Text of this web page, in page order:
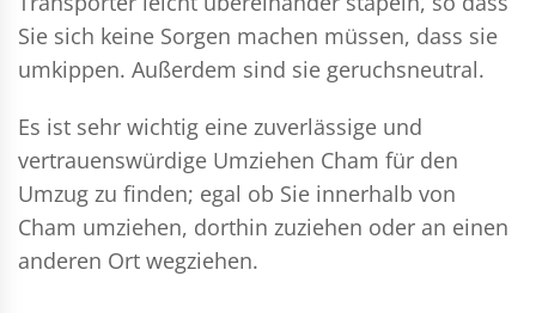
Sie sich keine Sorgen machen müssen, dass sie
umkippen. Außerdem sind sie geruchsneutral.
Es ist sehr wichtig eine zuverlässige und
vertrauenswürdige Umziehen Cham für den
Umzug zu finden; egal ob Sie innerhalb von
Cham umziehen, dorthin zuziehen oder an einen
anderen Ort wegziehen.